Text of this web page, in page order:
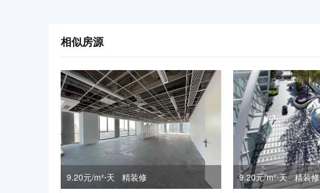
相似房源
9.20元/m²⋅天 精装修 9.20元/m²⋅天 精装修